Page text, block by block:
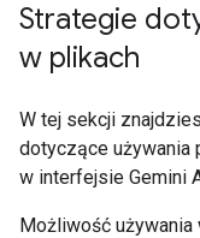
Strategie
w plikach
W tej sekcji
dotyczące używania
w interfejsie Gemini
Możliwość używania